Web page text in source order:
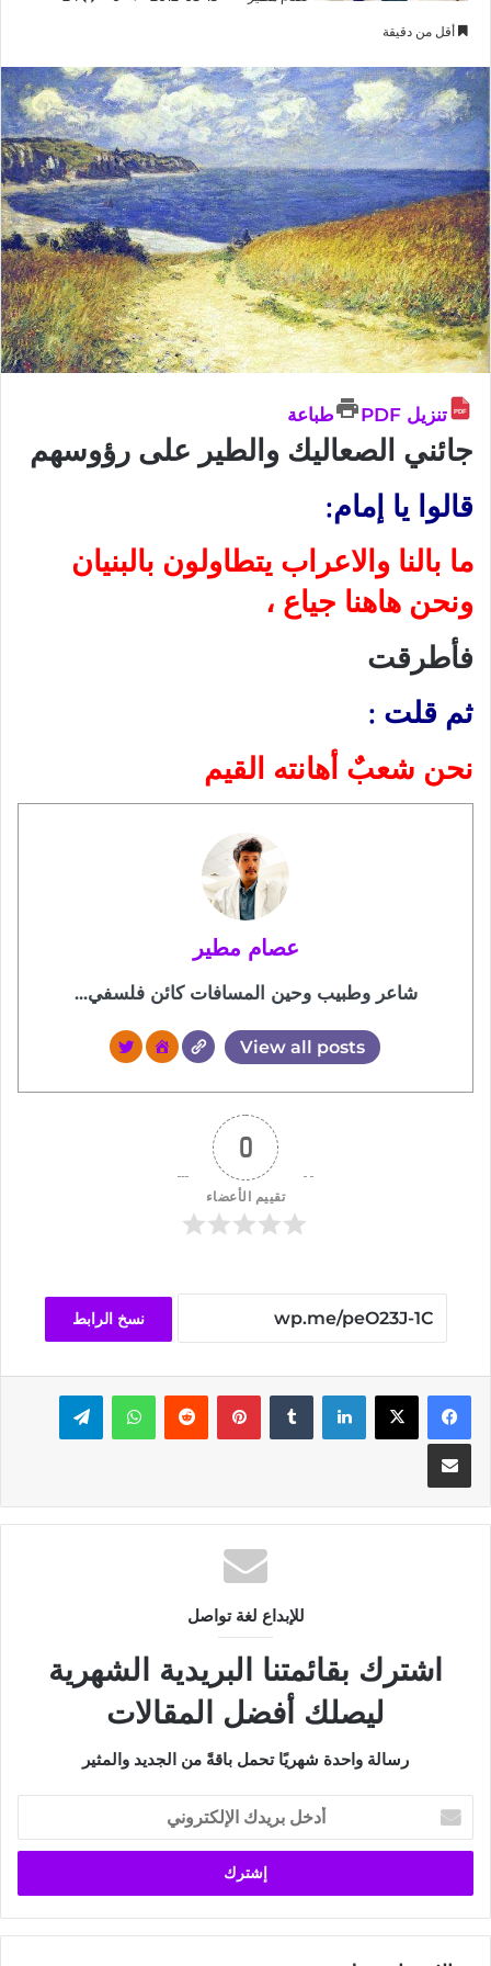
أقل من دقيقة
تنزيل PDF طباعة
جائني الصعاليك والطير على رؤوسهم
قالوا يا إمام:
ما بالنا والاعراب يتطاولون بالبنيان
ونحن هاهنا جياع ،
فأطرقت
ثم قلت :
نحن شعبٌ أهانته القيم
عصام مطير
شاعر وطبيب وحين المسافات كائن فلسفي...
View all posts
0
تقييم الأعضاء
نسخ الرابط
فيسبوك‫X لينكدإن بينتيريست واتسابتيلقرام
مشاركة عبر البريد
للإبداع لغة تواصل
اشترك بقائمتنا البريدية الشهرية
ليصلك أفضل المقالات
رسالة واحدة شهريًا تحمل باقةً من الجديد والمثير
أدخل
بريدك
الإلكتروني